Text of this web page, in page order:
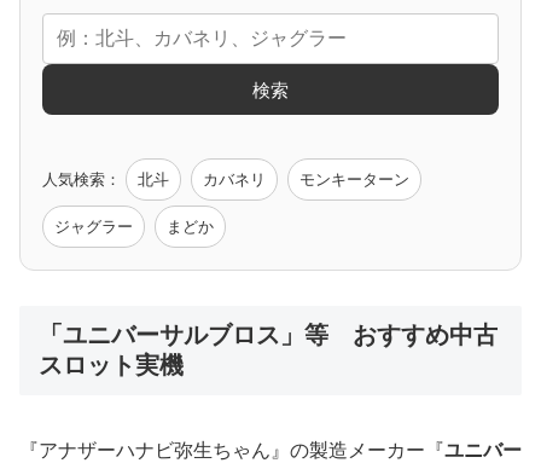
エヴァ コードギアス 化物語 炎炎ノ消防隊
モンハン バイオ ペルソナ
値下げ台 ディスクアップ
検索
人気検索： 北斗 カバネリ モンキーターン
ジャグラー まどか
「ユニバーサルブロス」等 おすすめ中古
スロット実機
『アナザーハナビ弥生ちゃん』の製造メーカー『ユニバー